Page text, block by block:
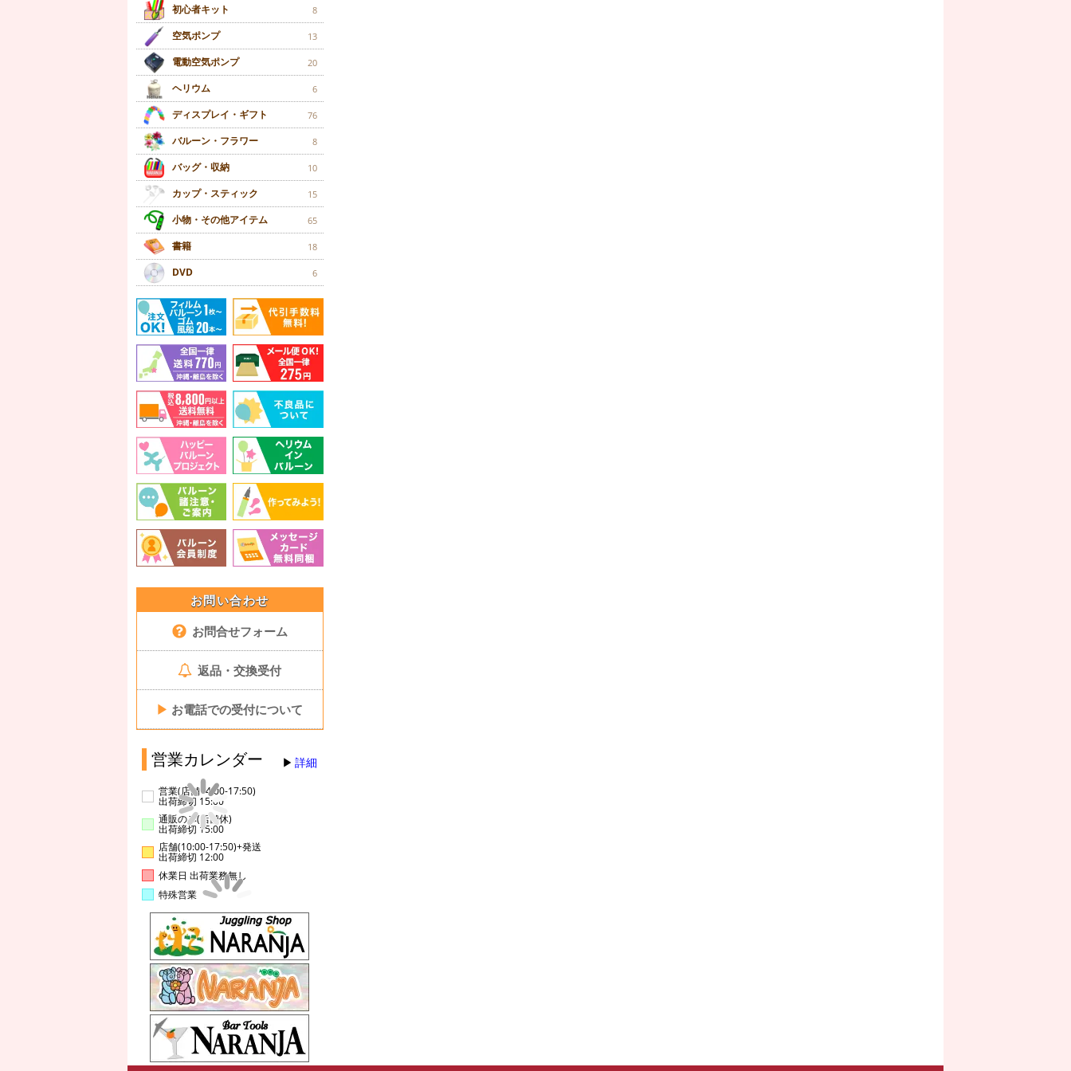
初心者キット 8
空気ポンプ 13
電動空気ポンプ 20
ヘリウム 6
ディスプレイ・ギフト 76
バルーン・フラワー 8
バッグ・収納 10
カップ・スティック 15
小物・その他アイテム 65
書籍 18
DVD 6
お問い合わせ
お問合せフォーム
返品・交換受付
▶ お電話での受付について
営業カレンダー 詳細
営業(店舗14:00-17:50)
出荷締切 15:00
通販のみ(店舗休)
出荷締切 15:00
店舗(10:00-17:50)+発送
出荷締切 12:00
休業日 出荷業務無し
特殊営業